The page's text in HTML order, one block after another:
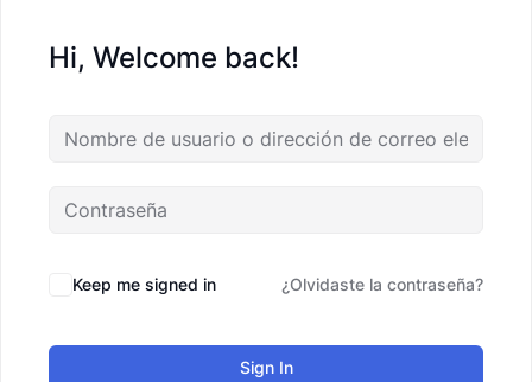
Hi, Welcome back!
Keep me signed in ¿Olvidaste la contraseña?
Sign In